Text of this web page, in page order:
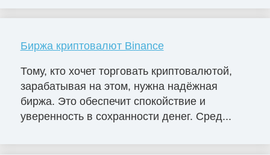
Биржа криптовалют Binance
Тому, кто хочет торговать криптовалютой,
зарабатывая на этом, нужна надёжная
биржа. Это обеспечит спокойствие и
уверенность в сохранности денег. Сред...